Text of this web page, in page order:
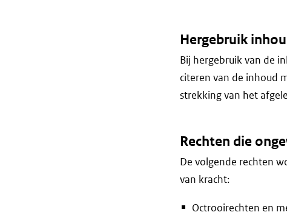
Hergebruik
Bij hergebruik van de
citeren van de inhoud
strekking van het
Rechten die
De volgende rechten
van kracht:
Octrooirechten en